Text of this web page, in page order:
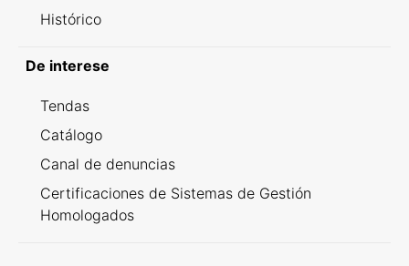
Histórico
De interese
Tendas
Catálogo
Canal de denuncias
Certificaciones de Sistemas de Gestión
Homologados